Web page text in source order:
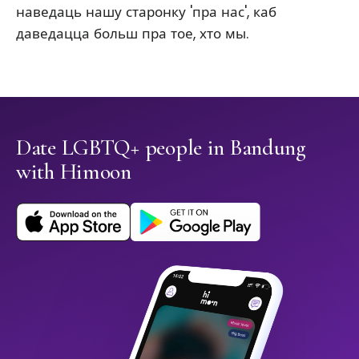
наведаць нашу старонку 'пра нас', каб
даведацца больш пра тое, хто мы.
Date LGBTQ+ people in Bandung
with Himoon